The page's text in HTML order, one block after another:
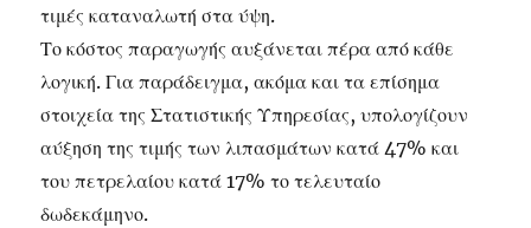
τιμές καταναλωτή στα ύψη.
Το κόστος παραγωγής αυξάνεται πέρα από κάθε
λογική. Για παράδειγμα, ακόμα και τα επίσημα
στοιχεία της Στατιστικής Υπηρεσίας, υπολογίζουν
αύξηση της τιμής των λιπασμάτων κατά 47% και
του πετρελαίου κατά 17% το τελευταίο
δωδεκάμηνο.